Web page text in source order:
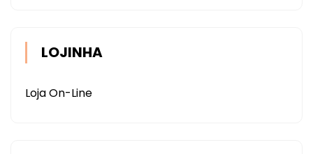
LOJINHA
Loja On-Line